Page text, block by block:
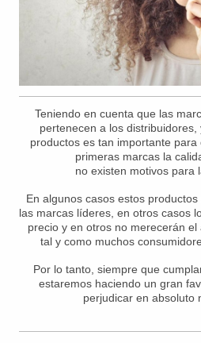
Teniendo en cuenta que las
pertenecen a los
productos es tan importante
primeras marcas la
no existen motivos para
En algunos casos estos
las marcas líderes, en otros casos
precio y en otros no merecerán el
tal y como muchos
Por lo tanto, siempre que
estaremos haciendo un gran
perjudicar en absoluto